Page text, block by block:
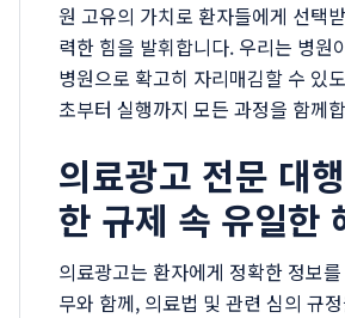
원 고유의 가치로 환자들에게 선택
력한 힘을 발휘합니다. 우리는 병원
병원으로 확고히 자리매김할 수 있
초부터 실행까지 모든 과정을 함께
의료광고 전문 대
한 규제 속 유일한
의료광고는 환자에게 정확한 정보
무와 함께, 의료법 및 관련 심의 규